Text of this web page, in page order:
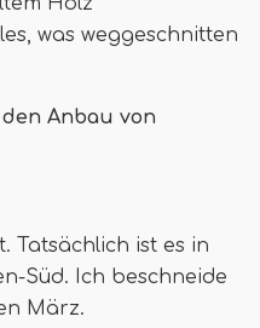
was weggeschnitten
Anbau von
Tatsächlich ist es in
Süd. Ich beschneide
März.